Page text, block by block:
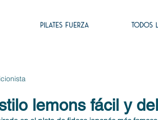
PILATES FUERZA TODOS
lemons fácil y